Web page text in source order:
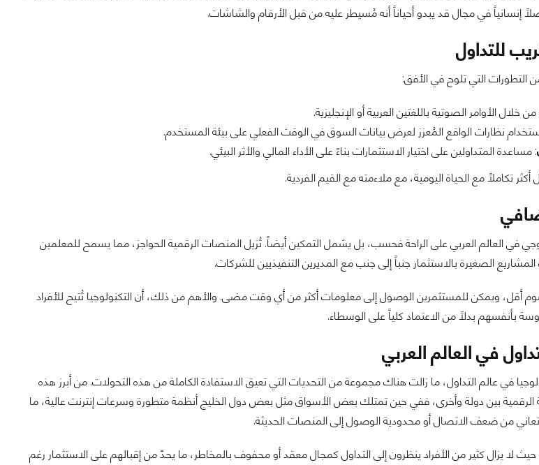
إنسانياً في مجال قد يبدو أحياناً أنه مُسيطر عليه من قبل الأرقام والشاشات.
للتداول
التطورات التي تلوح في الأفق:
الأوامر الصوتية باللغتين العربية أو الإنجليزية.
نظارات الواقع المُعزز لعرض بيانات السوق في الوقت الفعلي على بيئة المستخدم.
: مساعدة المتداولين على اختيار الاستثمارات بناءً على الأداء المالي والأثر البيئي.
تكاملاً مع الحياة اليومية، مع ملاءمته مع القيم الفردية.
في العالم العربي على الراحة فحسب، بل يشمل التمكين أيضاً. تُزيل المنصات الرقمية الحواجز، مما يسمح للمعلمين
الصغيرة بالاستثمار جنباً إلى جنب مع المديرين التنفيذيين للشركات.
أقل، ويمكن للمستثمرين الوصول إلى معلومات أكثر من أي وقت مضى. والأهم من ذلك، أن التكنولوجيا تُتيح للأفراد
بأنفسهم بدلاً من الاعتماد كلياً على الوسطاء.
في العالم العربي
في عالم التداول، ما زالت هناك مجموعة من التحديات التي تعيق الاستفادة الكاملة من هذه التحولات. من أبرز هذه
الرقمية بين دولة وأخرى، ففي حين تمتلك بعض الأسواق مثل بعض دول الخليج أنظمة متطورة وسرعات إنترنت عالية، ما
من ضعف الاتصال أو محدودية الوصول إلى المنصات الحديثة.
لا يزال كثير من الأفراد ينظرون إلى التداول كمجال معقد أو محفوف بالمخاطر، ما يحدّ من إقبالهم على الاستثمار رغم